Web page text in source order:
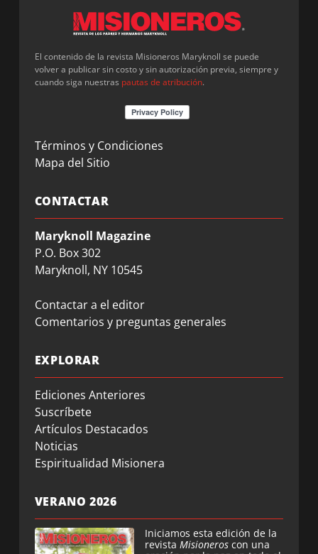
El contenido de la revista Misioneros Maryknoll se puede
volver a publicar sin costo y sin autorización previa, siempre y
cuando siga nuestras pautas de atribución.
Términos y Condiciones
Mapa del Sitio
CONTACTAR
Maryknoll Magazine
P.O. Box 302
Maryknoll, NY 10545
Contactar a el editor
Comentarios y preguntas generales
EXPLORAR
Ediciones Anteriores
Suscríbete
Artículos Destacados
Noticias
Espiritualidad Misionera
VERANO 2026
Iniciamos esta edición de la
revista Misioneros con una